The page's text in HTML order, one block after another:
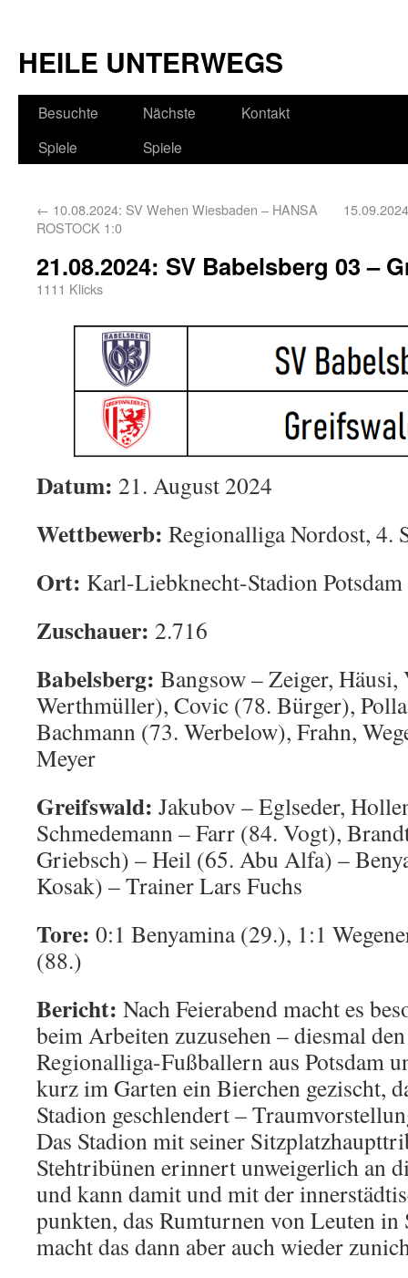
HEILE UNTERWEGS
Besuchte
Spiele
Nächste
Spiele
Kontakt
← 10.08.2024: SV Wehen Wiesbaden – HANSA
ROSTOCK 1:0
21.08.2024: SV Babelsberg 03 –
1111 Klicks
Datum: 21. August 2024
Wettbewerb: Regionalliga Nordost, 4.
Ort: Karl-Liebknecht-Stadion Potsdam
Zuschauer: 2.716
Babelsberg: Bangsow – Zeiger,
Werthmüller), Covic (78. Bürger),
Bachmann (73. Werbelow), Frahn,
Meyer
Greifswald: Jakubov – Eglseder,
Schmedemann – Farr (84. Vogt),
Griebsch) – Heil (65. Abu Alfa) –
Kosak) – Trainer Lars Fuchs
Tore: 0:1 Benyamina (29.), 1:1
(88.)
Bericht: Nach Feierabend macht es
beim Arbeiten zuzusehen – diesmal
Regionalliga-Fußballern aus Potsdam
kurz im Garten ein Bierchen gezischt,
Stadion geschlendert –
Das Stadion mit seiner
Stehtribünen erinnert unweigerlich an
und kann damit und mit der
punkten, das Rumturnen von Leuten
macht das dann aber auch wieder